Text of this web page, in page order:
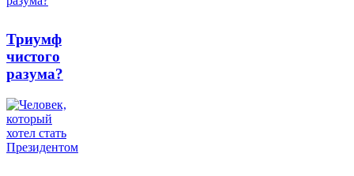
Триумф
чистого
разума?